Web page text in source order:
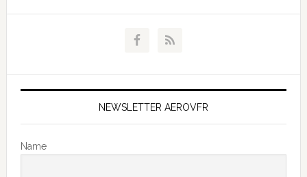
NEWSLETTER AEROVFR
Name